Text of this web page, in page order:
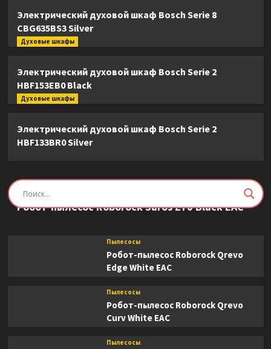
Электрический духовой шкаф Bosch Serie 8
CBG635BS3 Silver
Духовые шкафы
Электрический духовой шкаф Bosch Serie 2
HBF153EB0 Black
Духовые шкафы
Электрический духовой шкаф Bosch Serie 2
HBF133BR0 Silver
Пылесосы
Робот-пылесос Roborock Saros Z70 Black EAC
Пылесосы
Робот-пылесос Roborock Qrevo
Edge White EAC
Пылесосы
Робот-пылесос Roborock Qrevo
Curv White EAC
Пылесосы